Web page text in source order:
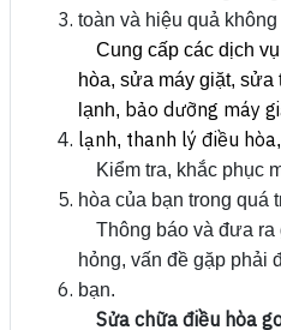
toàn và hiệu quả
Cung cấp các dịch
hòa, sửa máy giặt,
lạnh, bảo dưỡng máy
lạnh, thanh lý điều hòa
Kiểm tra, khắc phục
hòa của bạn trong quá
Thông báo và đưa
hỏng, vấn đề gặp phải
bạn.
Sửa chữa điều hòa